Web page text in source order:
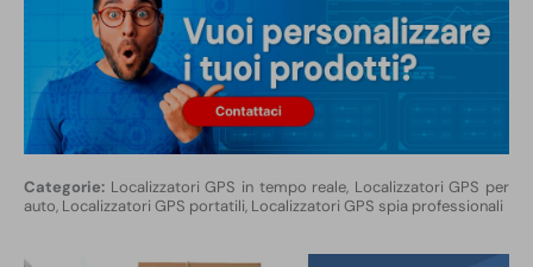
Localizzatori GPS in tempo reale, Localizzatori GPS per
auto, Localizzatori GPS portatili, Localizzatori GPS spia professionali